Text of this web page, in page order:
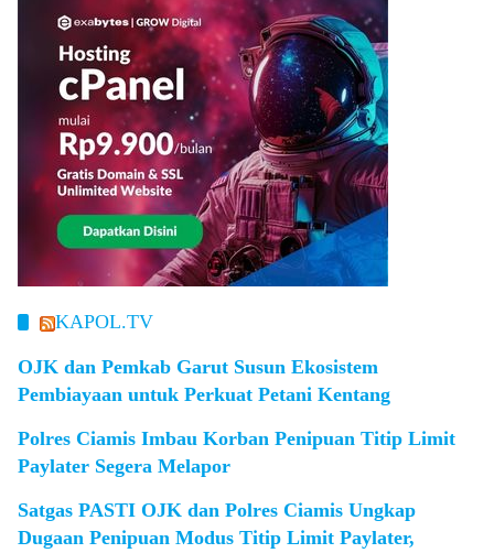
KAPOL.TV
OJK dan Pemkab Garut Susun Ekosistem
Pembiayaan untuk Perkuat Petani Kentang
Polres Ciamis Imbau Korban Penipuan Titip Limit
Paylater Segera Melapor
Satgas PASTI OJK dan Polres Ciamis Ungkap
Dugaan Penipuan Modus Titip Limit Paylater,